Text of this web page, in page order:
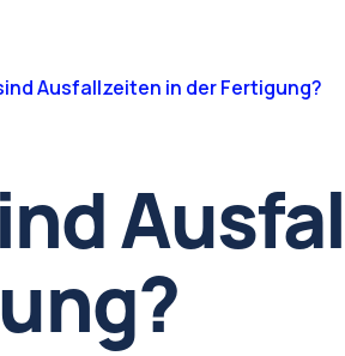
Ausfallzeiten in der Fertigung?